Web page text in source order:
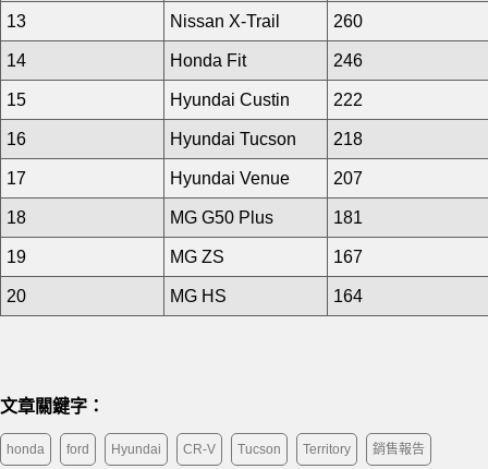
13 Nissan X-Trail 260
14 Honda Fit 246
15 Hyundai Custin 222
16 Hyundai Tucson 218
17 Hyundai Venue 207
18 MG G50 Plus 181
19 MG ZS 167
20 MG HS 164
文章關鍵字：
honda ford Hyundai CR-V Tucson Territory 銷售報告